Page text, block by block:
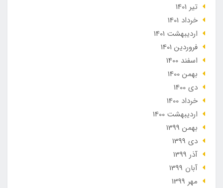
تير 1401
خرداد 1401
ارديبهشت 1401
فروردین 1401
اسفند 1400
بهمن 1400
دی 1400
خرداد 1400
ارديبهشت 1400
بهمن 1399
دی 1399
آذر 1399
آبان 1399
مهر 1399